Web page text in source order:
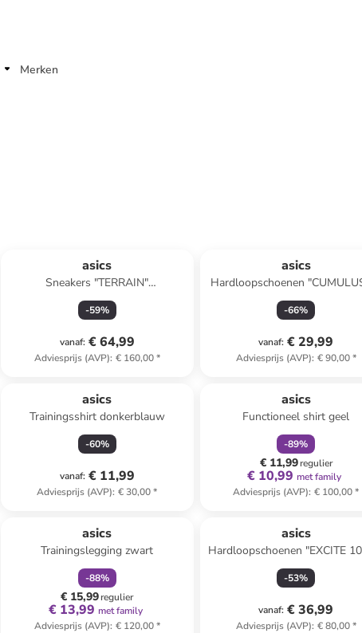
Merken
asics
Sneakers "TERRAIN"
geel/paars/groen
-59%
vanaf: € 64,99
Adviesprijs (AVP): € 160,00*
asics
Hardloopschoenen
GS" donkerblauw
-66%
vanaf: € 29,99
Adviesprijs (AVP): € 90,00*
asics
Trainingsshirt donkerblauw
-60%
vanaf: € 11,99
Adviesprijs (AVP): € 30,00*
asics
Functioneel shirt geel
-89%
€ 11,99regulier
€ 10,99 met family
Adviesprijs (AVP): € 100,00*
asics
Trainingslegging zwart
-88%
€ 15,99regulier
€ 13,99 met family
Adviesprijs (AVP): € 120,00*
asics
Hardloopschoenen "EXCITE 10
blauw
-53%
vanaf: € 36,99
Adviesprijs (AVP): € 80,00*